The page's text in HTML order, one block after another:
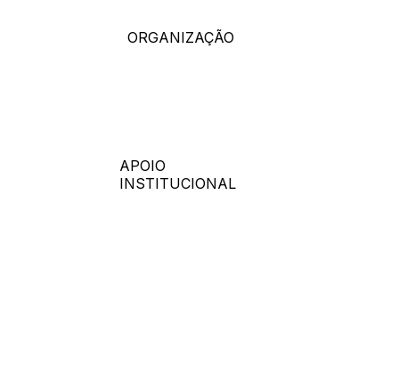
ORGANIZAÇÃO
APOIO
INSTITUCIONAL